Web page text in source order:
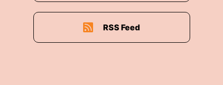
RSS Feed